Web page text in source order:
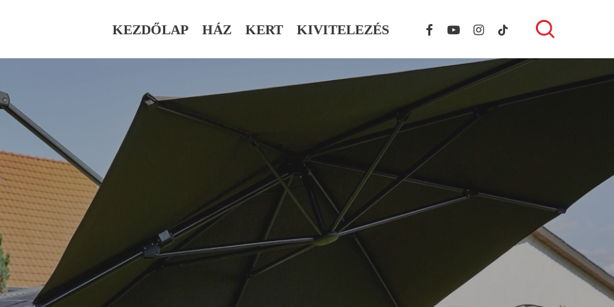
KEZDŐLAP HÁZ KERT KIVITELEZÉS FACEBOOK
YOUTUBE
INSTAGRAM
TIKTOK search